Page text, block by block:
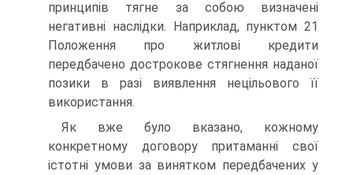
принципів тягне за собою визначені
негативні наслідки. Наприклад, пунктом 21
Положення про житлові кредити
передбачено дострокове стягнення наданої
позики в разі виявлення нецільового її
використання.
Як вже було вказано, кожному
конкретному договору притаманні свої
істотні умови за винятком передбачених у